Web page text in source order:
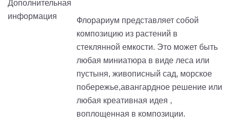
Флорариум представляет собой
композицию из растений в
стеклянной емкости. Это может быть
любая миниатюра в виде леса или
пустыня, живописный сад, морское
побережье,авангардное решение или
любая креативная идея ,
воплощенная в композиции.